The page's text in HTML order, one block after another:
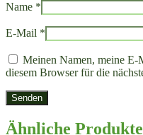
Name *
E-Mail *
Meinen Namen, meine E-
diesem Browser für die
Ähnliche Produkte